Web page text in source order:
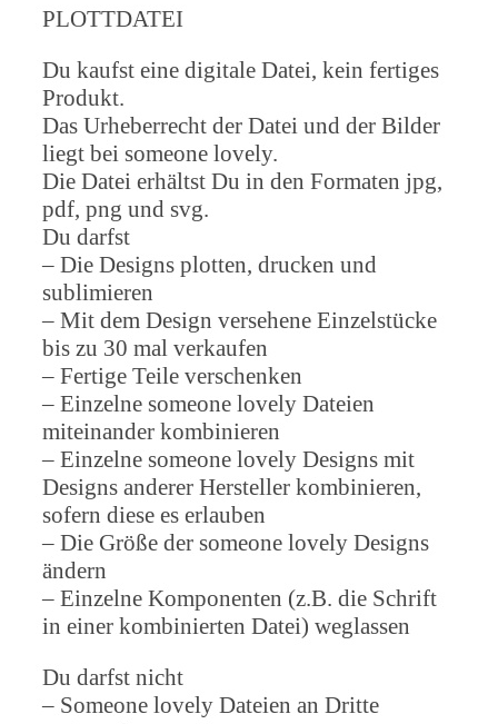
PLOTTDATEI
Du kaufst eine digitale Datei, kein fertiges
Produkt.
Das Urheberrecht der Datei und der Bilder
liegt bei someone lovely.
Die Datei erhältst Du in den Formaten jpg,
pdf, png und svg.
Du darfst
– Die Designs plotten, drucken und
sublimieren
– Mit dem Design versehene Einzelstücke
bis zu 30 mal verkaufen
– Fertige Teile verschenken
– Einzelne someone lovely Dateien
miteinander kombinieren
– Einzelne someone lovely Designs mit
Designs anderer Hersteller kombinieren,
sofern diese es erlauben
– Die Größe der someone lovely Designs
ändern
– Einzelne Komponenten (z.B. die Schrift
in einer kombinierten Datei) weglassen
Du darfst nicht
– Someone lovely Dateien an Dritte